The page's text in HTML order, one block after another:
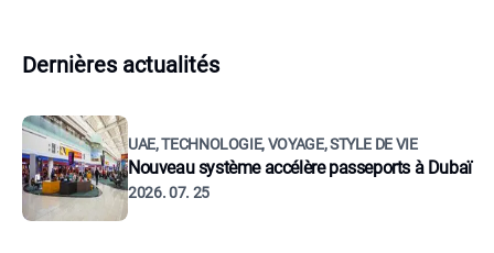
Dernières actualités
UAE, TECHNOLOGIE, VOYAGE, STYLE DE VIE
Nouveau système accélère passeports à Dubaï
2026. 07. 25